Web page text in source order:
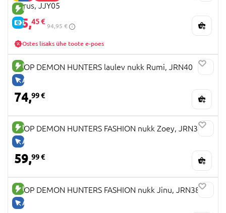
UUS TOODE
E-HIND
Cyrus, JJY05
85,45 €
94,95 €
Ostes lisaks ühe toote e-poes
UUS TOODE
AINULT VEEBIS
KPOP DEMON HUNTERS laulev nukk Rumi, JRN40
74,99 €
UUS TOODE
AINULT VEEBIS
KPOP DEMON HUNTERS FASHION nukk Zoey, JRN37
59,99 €
UUS TOODE
AINULT VEEBIS
KPOP DEMON HUNTERS FASHION nukk Jinu, JRN38